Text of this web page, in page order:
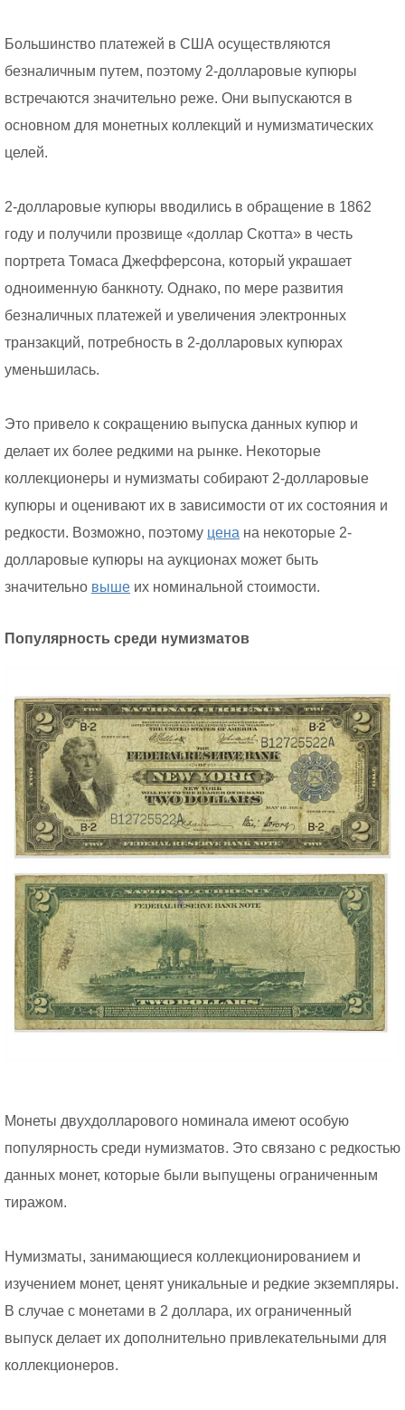
Большинство платежей в США осуществляются
безналичным путем, поэтому 2-долларовые купюры
встречаются значительно реже. Они выпускаются в
основном для монетных коллекций и нумизматических
целей.
2-долларовые купюры вводились в обращение в 1862
году и получили прозвище «доллар Скотта» в честь
портрета Томаса Джефферсона, который украшает
одноименную банкноту. Однако, по мере развития
безналичных платежей и увеличения электронных
транзакций, потребность в 2-долларовых купюрах
уменьшилась.
Это привело к сокращению выпуска данных купюр и
делает их более редкими на рынке. Некоторые
коллекционеры и нумизматы собирают 2-долларовые
купюры и оценивают их в зависимости от их состояния и
редкости. Возможно, поэтому цена на некоторые 2-
долларовые купюры на аукционах может быть
значительно выше их номинальной стоимости.
Популярность среди нумизматов
Монеты двухдолларового номинала имеют особую
популярность среди нумизматов. Это связано с редкостью
данных монет, которые были выпущены ограниченным
тиражом.
Нумизматы, занимающиеся коллекционированием и
изучением монет, ценят уникальные и редкие экземпляры.
В случае с монетами в 2 доллара, их ограниченный
выпуск делает их дополнительно привлекательными для
коллекционеров.